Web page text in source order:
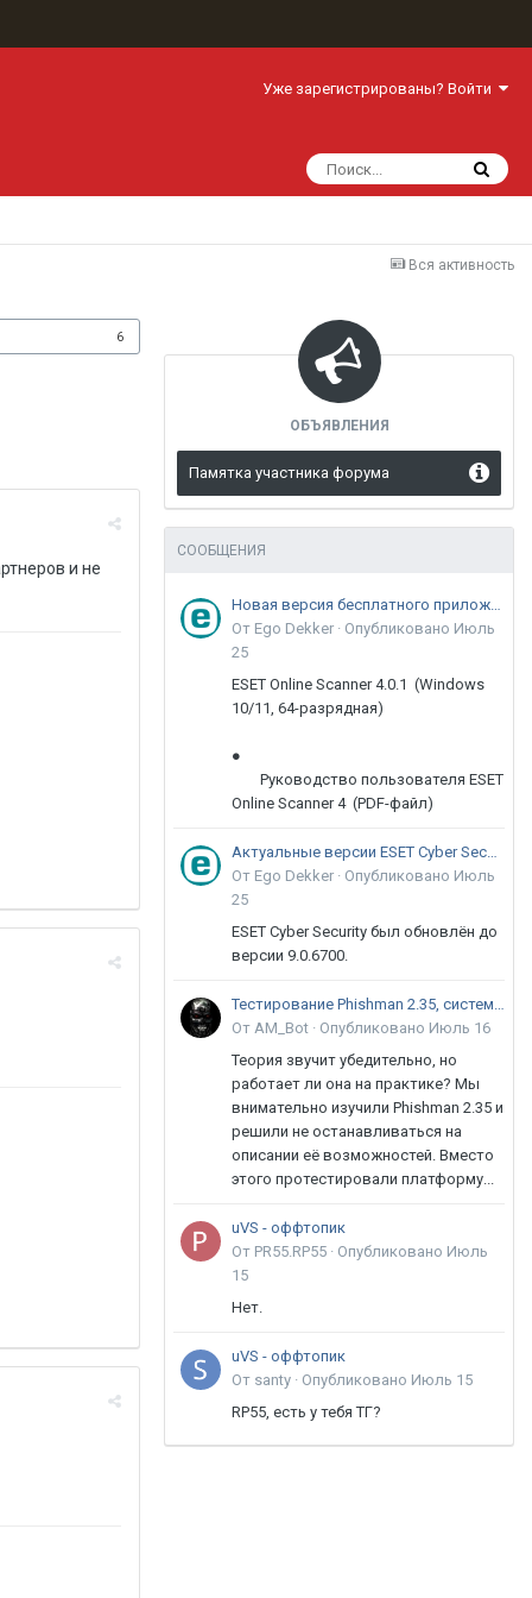
Уже зарегистрированы? Войти
Вся активность
6
и не
ОБЪЯВЛЕНИЯ
Памятка участника форума
СООБЩЕНИЯ
Новая версия бесплатного приложения ESET Online Scanner доступна пользователям
От Ego Dekker · Опубликовано Июль
25
ESET Online Scanner 4.0.1 (Windows
10/11, 64-разрядная)
●
Руководство пользователя ESET
Online Scanner 4 (PDF-файл)
Актуальные версии ESET Cyber Security 9
От Ego Dekker · Опубликовано Июль
25
ESET Cyber Security был обновлён до
версии 9.0.6700.
Тестирование Phishman 2.35, системы повышения осведомлённости пользователей в сфере ИБ
От AM_Bot · Опубликовано Июль 16
Теория звучит убедительно, но
работает ли она на практике? Мы
внимательно изучили Phishman 2.35 и
решили не останавливаться на
описании её возможностей. Вместо
этого протестировали платформу...
uVS - оффтопик
От PR55.RP55 · Опубликовано Июль
15
Нет.
uVS - оффтопик
От santy · Опубликовано Июль 15
RP55, есть у тебя ТГ?